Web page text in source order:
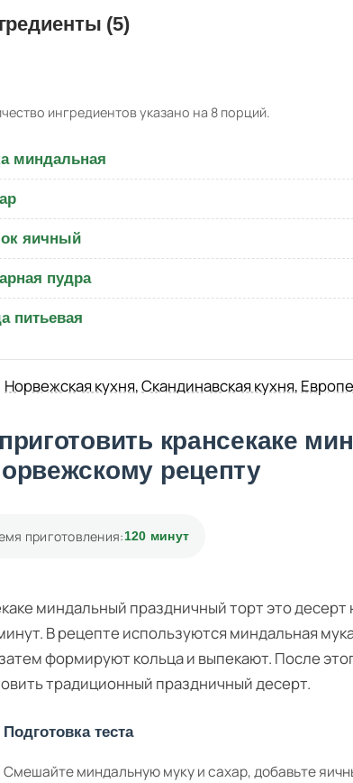
(5)
ингредиентов указано на 8 порций.
миндальная
яичный
пудра
питьевая
Норвежская кухня,Скандинавская кухня,
крансекаке
рецепту
приготовления:120 минут
миндальный праздничный торт это
В рецепте используются миндальная
формируют кольца и выпекают. После
традиционный праздничный десерт.
Подготовка теста
Смешайте миндальную муку и сахар, добавьте